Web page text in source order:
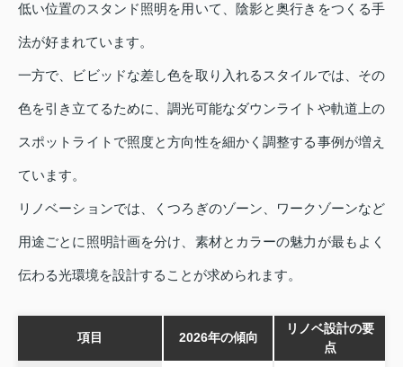
低い位置のスタンド照明を用いて、陰影と奥行きをつくる手
法が好まれています。
一方で、ビビッドな差し色を取り入れるスタイルでは、その
色を引き立てるために、調光可能なダウンライトや軌道上の
スポットライトで照度と方向性を細かく調整する事例が増え
ています。
リノベーションでは、くつろぎのゾーン、ワークゾーンなど
用途ごとに照明計画を分け、素材とカラーの魅力が最もよく
伝わる光環境を設計することが求められます。
項目 2026年の傾向
リノベ設計の要
点